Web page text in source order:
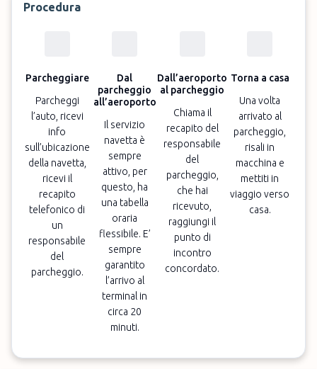
Procedura
Parcheggiare
Parcheggi
l’auto, ricevi
info
sull’ubicazione
della navetta,
ricevi il
recapito
telefonico di
un
responsabile
del
parcheggio.
Dal
parcheggio
all’aeroporto
Il servizio
navetta è
sempre
attivo, per
questo, ha
una tabella
oraria
flessibile. E’
sempre
garantito
l’arrivo al
terminal in
circa 20
minuti.
Dall’aeroporto
al parcheggio
Chiama il
recapito del
responsabile
del
parcheggio,
che hai
ricevuto,
raggiungi il
punto di
incontro
concordato.
Torna a casa
Una volta
arrivato al
parcheggio,
risali in
macchina e
mettiti in
viaggio verso
casa.